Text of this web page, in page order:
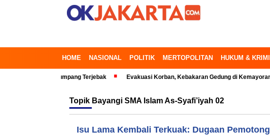
HOME NASIONAL POLITIK MERTOPOLITAN HUKUM &
Timur, Penumpang Terjebak Evakuasi Korban, Kebakaran Gedung di Kemayoran
Topik Bayangi SMA Islam As-Syafi’iyah 02
Isu Lama Kembali Terkuak: Dugaan